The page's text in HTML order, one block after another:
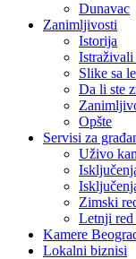
Dunavac
Zanimljivosti
Istorija
Slike sa
Da li ste
Opšte
Servisi za
Uživo
Zimski
Letnji
Kamere
Lokalni biznisi